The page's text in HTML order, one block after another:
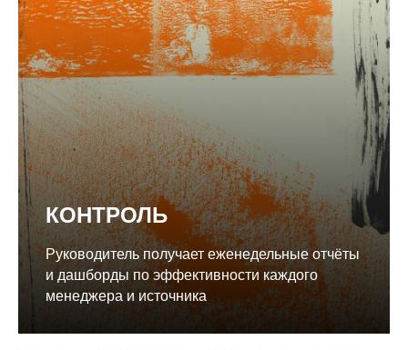
КОНТРОЛЬ
Руководитель получает еженедельные отчёты
и дашборды по эффективности каждого
менеджера и источника